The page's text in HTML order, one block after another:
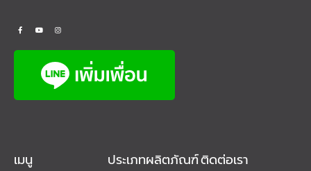
เมนู ประเภทผลิตภัณฑ์ติดต่อเรา